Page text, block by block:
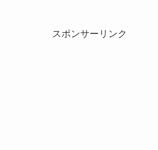
スポンサーリンク